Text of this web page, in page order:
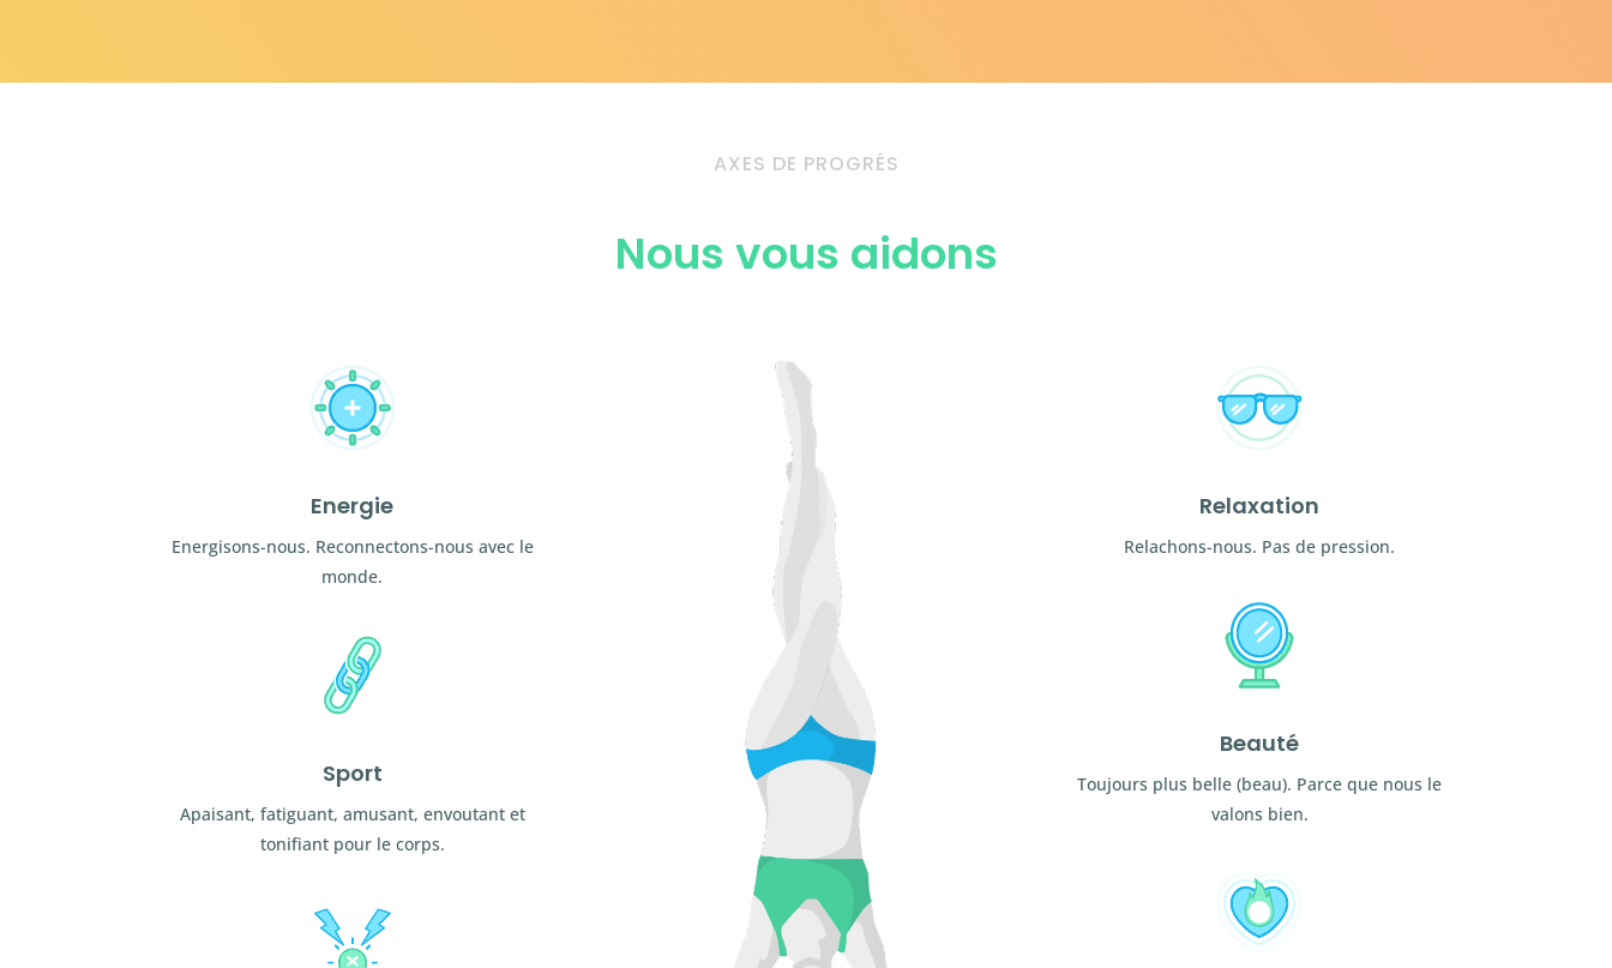
AXES DE PROGRÉS
Nous vous aidons
Energie
Energisons-nous. Reconnectons-nous avec le
monde.
Sport
Apaisant, fatiguant, amusant, envoutant et
tonifiant pour le corps.
Relaxation
Relachons-nous. Pas de pression.
Beauté
Toujours plus belle (beau). Parce que nous le
valons bien.